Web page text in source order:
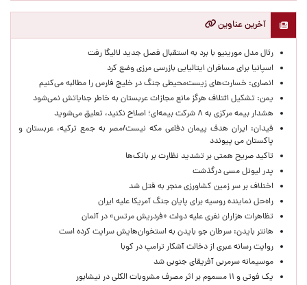
آخرین عناوین
رئال مدل مورینیو با برد به استقبال فصل جدید لالیگا رفت
اسپانیا برای مسافران ایتالیایی بازرسی مرزی وضع کرد
انصاری: خسارت‌های زیست‌محیطی جنگ در خلیج فارس را مطالبه‌ می‌کنیم
یمن: تشکیل ائتلاف هرگز مانع مجازات عربستان به خاطر جنایاتش نمی‌شود
هشدار بیمه مرکزی به ۸ شرکت بیمه‌ای؛ اصلاح نکنید، تعلیق می‌شوید
فیدان: ایران هدف پیمان دفاعی مکه نیست/مصر به جمع ترکیه، عربستان و
پاکستان می پیوندد
تاکید صریح همتی بر تشدید نظارت بر بانک‌ها
پدر لیونل مسی درگذشت
اختلاف بر سر زمین کشاورزی منجر به قتل شد
راه‌حل نماینده روسیه برای پایان جنگ آمریکا علیه ایران
تظاهرات هزاران نفری علیه دولت «فردریش مرتس» در آلمان
هانتر بایدن: سرطان جو بایدن به استخوان‌هایش سرایت کرده است
روایت رسانه عبری از دخالت آشکار ترامپ در کوبا
موسیمانه سرمربی آفریقای جنوبی شد
یک فوتی و ۱۱ مسموم بر اثر مصرف مشروبات الکلی در نیشابور